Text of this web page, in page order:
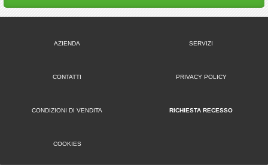
AZIENDA SERVIZI
CONTATTI PRIVACY POLICY
CONDIZIONI DI VENDITA RICHIESTA RECESSO
COOKIES